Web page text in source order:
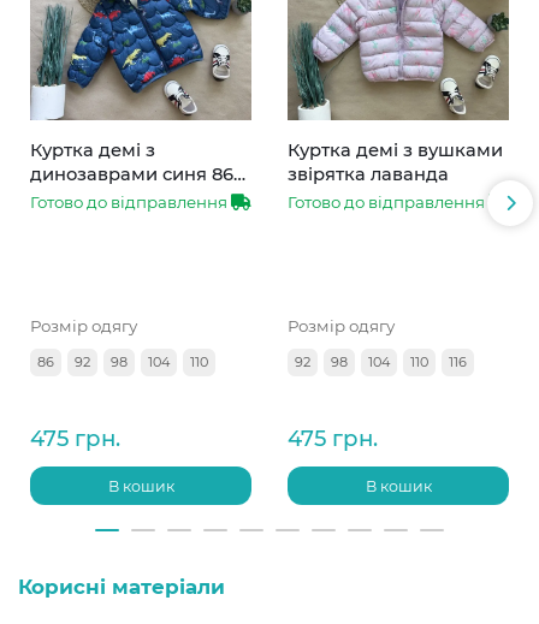
Куртка демі з
динозаврами синя 86-
110
Готово до відправлення
Розмір одягу
86 92 98 104 110
475 грн.
В кошик
Куртка демі з вушками
звірятка лаванда
Готово до відправлення
Розмір одягу
92 98 104 110 116
475 грн.
В кошик
Корисні матеріали